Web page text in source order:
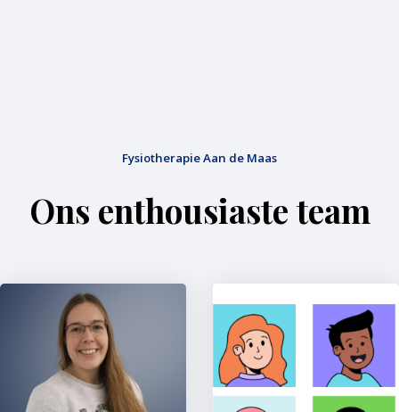
Fysiotherapie Aan de Maas
Ons enthousiaste team